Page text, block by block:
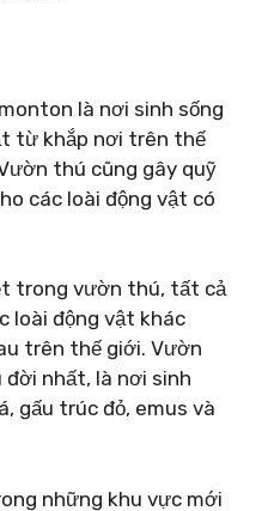
là nơi sinh sống
từ khắp nơi trên thế
thú cũng gây quỹ
các loài động vật có
trong vườn thú, tất cả
loài động vật khác
trên thế giới. Vườn
đời nhất, là nơi sinh
gấu trúc đỏ, emus và
những khu vực mới